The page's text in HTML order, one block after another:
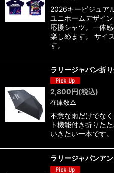
2026キービジュア
ユニホームデザイ
応援シャツ。一体
楽しめます。 サイ
す。
ラリージャパン折
2,800円(税込)
在庫数△
不意な雨だけでな
ト機能付き折りた
いきたい一本です。
ラリージャパンア